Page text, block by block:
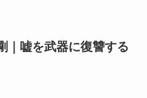
｜嘘を武器に復讐する